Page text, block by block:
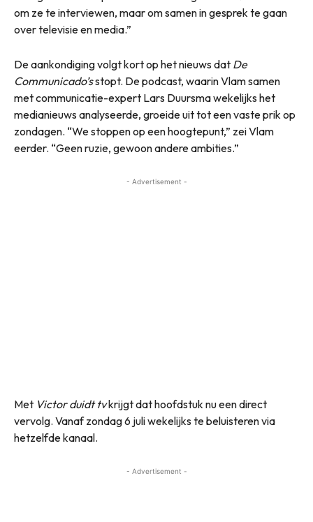
om ze te interviewen, maar om samen in gesprek te gaan
over televisie en media.”
De aankondiging volgt kort op het nieuws dat De
Communicado’sstopt. De podcast, waarin Vlam samen
met communicatie-expert Lars Duursma wekelijks het
medianieuws analyseerde, groeide uit tot een vaste prik op
zondagen. “We stoppen op een hoogtepunt,” zei Vlam
eerder. “Geen ruzie, gewoon andere ambities.”
- Advertisement -
Met Victor duidt tvkrijgt dat hoofdstuk nu een direct
vervolg. Vanaf zondag 6 juli wekelijks te beluisteren via
hetzelfde kanaal.
- Advertisement -